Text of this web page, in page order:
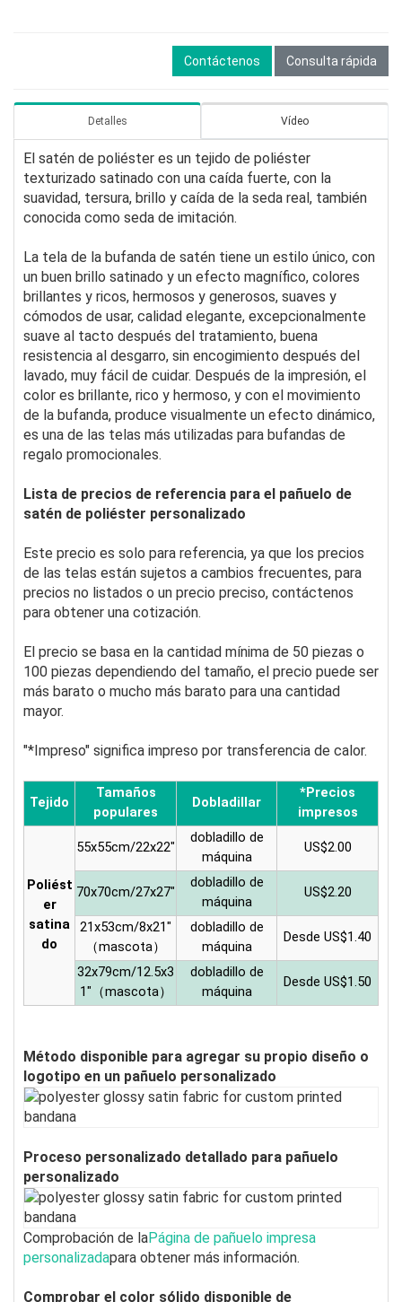
Contáctenos Consulta rápida
Detalles Vídeo
El satén de poliéster es un tejido de poliéster
texturizado satinado con una caída fuerte, con la
suavidad, tersura, brillo y caída de la seda real, también
conocida como seda de imitación.
La tela de la bufanda de satén tiene un estilo único, con
un buen brillo satinado y un efecto magnífico, colores
brillantes y ricos, hermosos y generosos, suaves y
cómodos de usar, calidad elegante, excepcionalmente
suave al tacto después del tratamiento, buena
resistencia al desgarro, sin encogimiento después del
lavado, muy fácil de cuidar. Después de la impresión, el
color es brillante, rico y hermoso, y con el movimiento
de la bufanda, produce visualmente un efecto dinámico,
es una de las telas más utilizadas para bufandas de
regalo promocionales.
Lista de precios de referencia para el pañuelo de
satén de poliéster personalizado
Este precio es solo para referencia, ya que los precios
de las telas están sujetos a cambios frecuentes, para
precios no listados o un precio preciso, contáctenos
para obtener una cotización.
El precio se basa en la cantidad mínima de 50 piezas o
100 piezas dependiendo del tamaño, el precio puede ser
más barato o mucho más barato para una cantidad
mayor.
"*Impreso" significa impreso por transferencia de calor.
Tejido
Tamaños
populares
Dobladillar
*Precios
impresos
Poliést
er
satina
do
55x55cm/22x22"
dobladillo de
máquina
US$2.00
70x70cm/27x27"
dobladillo de
máquina
US$2.20
21x53cm/8x21"
（mascota）
dobladillo de
máquina
Desde US$1.40
32x79cm/12.5x3
1" （mascota）
dobladillo de
máquina
Desde US$1.50
Método disponible para agregar su propio diseño o
logotipo en un pañuelo personalizado
Proceso personalizado detallado para pañuelo
personalizado
Comprobación de laPágina de pañuelo impresa
personalizadapara obtener más información.
Comprobar el color sólido disponible de